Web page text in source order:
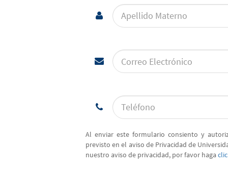
Al enviar este formulario consiento y
previsto en el aviso de Privacidad de
nuestro aviso de privacidad, por favor haga